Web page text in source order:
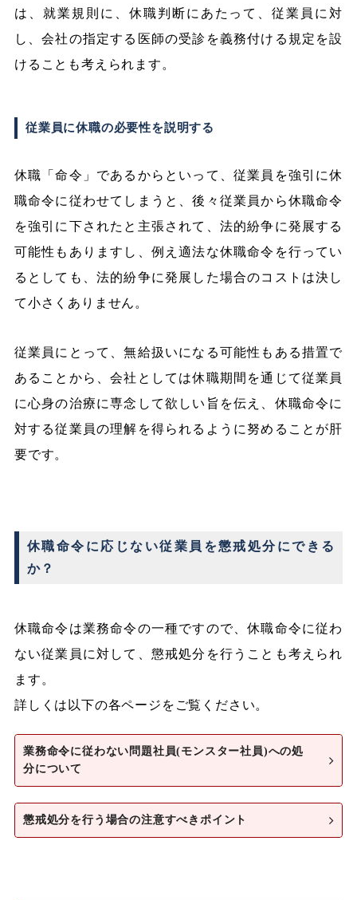
は、就業規則に、休職判断にあたって、従業員に対
し、会社の指定する医師の受診を義務付ける規定を設
けることも考えられます。
従業員に休職の必要性を説明する
休職「命令」であるからといって、従業員を強引に休
職命令に従わせてしまうと、後々従業員から休職命令
を強引に下されたと主張されて、法的紛争に発展する
可能性もありますし、例え適法な休職命令を行ってい
るとしても、法的紛争に発展した場合のコストは決し
て小さくありません。
従業員にとって、無給扱いになる可能性もある措置で
あることから、会社としては休職期間を通じて従業員
に心身の治療に専念して欲しい旨を伝え、休職命令に
対する従業員の理解を得られるように努めることが肝
要です。
休職命令に応じない従業員を懲戒処分にできる
か？
休職命令は業務命令の一種ですので、休職命令に従わ
ない従業員に対して、懲戒処分を行うことも考えられ
ます。
詳しくは以下の各ページをご覧ください。
業務命令に従わない問題社員(モンスター社員)への処
分について
懲戒処分を行う場合の注意すべきポイント